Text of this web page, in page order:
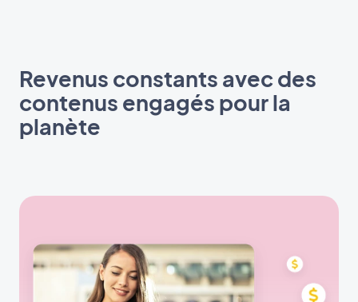
Revenus constants avec des
contenus engagés pour la
planète